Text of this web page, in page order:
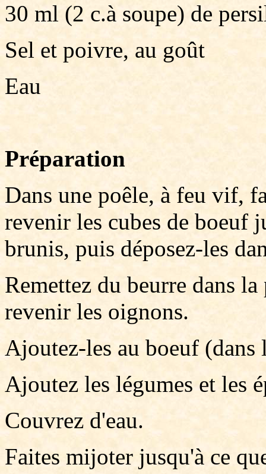
30 ml (2 c.à soupe) de
Sel et poivre, au goût
Eau
Préparation
Dans une poêle, à feu vif,
revenir les cubes de boeuf
brunis, puis déposez-les
Remettez du beurre dans
revenir les oignons.
Ajoutez-les au boeuf (dans
Ajoutez les légumes et les
Couvrez d'eau.
Faites mijoter jusqu'à ce